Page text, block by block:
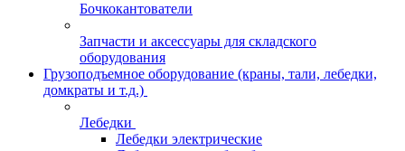
Бочкокантователи
Запчасти и аксессуары для складского
оборудования
Грузоподъемное оборудование (краны, тали, лебедки,
домкраты и т.д.)
Лебедки
Лебедки электрические